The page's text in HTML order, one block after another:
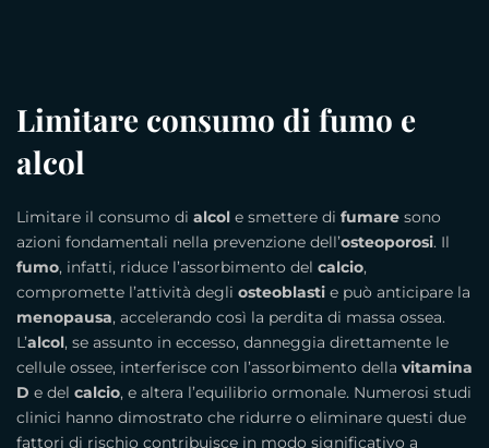
Limitare consumo di fumo e
alcol
Limitare il consumo di alcol e smettere di fumare sono
azioni fondamentali nella prevenzione dell’osteoporosi. Il
fumo, infatti, riduce l’assorbimento del calcio,
compromette l’attività degli osteoblasti e può anticipare la
menopausa, accelerando così la perdita di massa ossea.
L’alcol, se assunto in eccesso, danneggia direttamente le
cellule ossee, interferisce con l’assorbimento della vitamina
D e del calcio, e altera l’equilibrio ormonale. Numerosi studi
clinici hanno dimostrato che ridurre o eliminare questi due
fattori di rischio contribuisce in modo significativo a